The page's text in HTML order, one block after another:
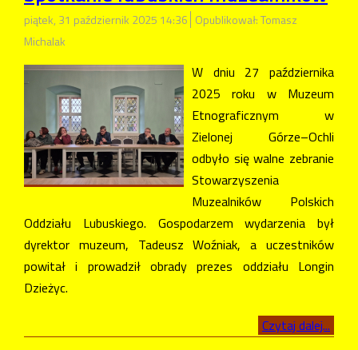
piątek, 31 październik 2025 14:36 Opublikował: Tomasz
Michalak
W dniu 27 października
2025 roku w Muzeum
Etnograficznym w
Zielonej Górze–Ochli
odbyło się walne zebranie
Stowarzyszenia
Muzealników Polskich
Oddziału Lubuskiego. Gospodarzem wydarzenia był
dyrektor muzeum, Tadeusz Woźniak, a uczestników
powitał i prowadził obrady prezes oddziału Longin
Dzieżyc.
Czytaj dalej...